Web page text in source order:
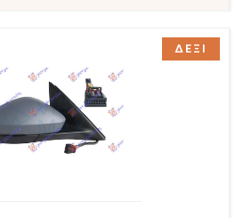
ΔΕΞΙ